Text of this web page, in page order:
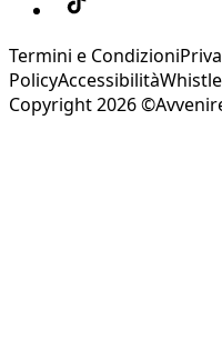
Termini e Condizioni
PolicyAccessibilità
Copyright 2026